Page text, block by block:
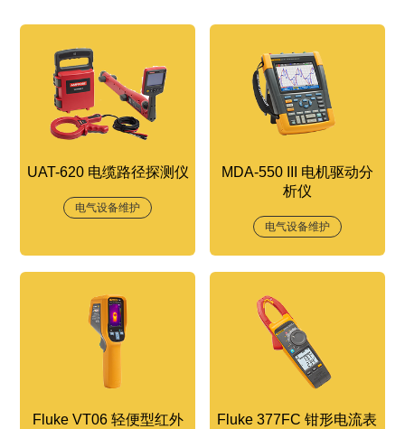
UAT-620 电缆路径探测仪
电气设备维护
MDA-550 III 电机驱动分
析仪
电气设备维护
Fluke VT06 轻便型红外
Fluke 377FC 钳形电流表